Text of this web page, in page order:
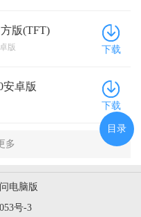
版(TFT)
版 下载
安卓版
下载
多
电脑版
号-3
目录